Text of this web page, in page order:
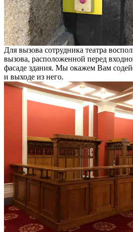
Для вызова сотрудника театра
вызова, расположенной перед
фасаде здания. Мы окажем Вам
и выходе из него.